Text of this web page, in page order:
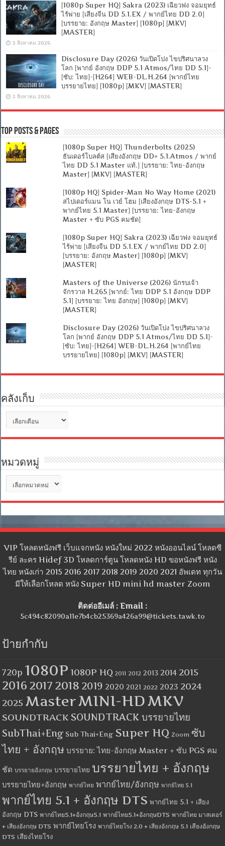
[1080p Super HQ] Sakra (2023) เฉียวฟง จอมยุทธ์
ไร้พ่าย [เสียงจีน DD 5.1.EX / พากย์ไทย DD 2.0]
[บรรยาย: อังกฤษ Master] [1080p] [MKV]
[MASTER]
3 สิงหาคม 2026
Disclosure Day (2026) วันเปิดโปง ไขปริศนาลวง
โลก [พากย์ อังกฤษ DDP 5.1 Atmos/ไทย DD 5.1]-
[ซับ: ไทย]-[H264] WEB-DL.H.264 [พากย์ไทย
บรรยายไทย] [1080p] [MKV] [MASTER]
3 สิงหาคม 2026
Top Posts & Pages
[1080p Super HQ] Thunderbolts (2025)
ธันเดอร์โบลต์ส [เสียงอังกฤษ DD+ 5.1.Atmos / พากย์
ไทย DD 5.1 Master แท้.] [บรรยาย: ไทย-อังกฤษ
Master] [MKV] [MASTER]
[1080p HQ] Spider-Man No Way Home (2021)
สไปเดอร์แมน โน เวย์ โฮม [เสียงอังกฤษ DTS-5.1 +
พากย์ไทย 5.1 Master] [บรรยาย: ไทย-อังกฤษ
Master + ซับ PGS คมชัด]
[1080p Super HQ] Sakra (2023) เฉียวฟง จอมยุทธ์
ไร้พ่าย [เสียงจีน DD 5.1.EX / พากย์ไทย DD 2.0]
[บรรยาย: อังกฤษ Master] [1080p] [MKV]
[MASTER]
Masters of the Universe (2026) นักรบเจ้า
จักรวาล H.265 [พากย์: ไทย DDP 5.1 อังกฤษ DDP
5.1] [บรรยาย: ไทย อังกฤษ] [1080p] [MKV]
[MASTER]
Disclosure Day (2026) วันเปิดโปง ไขปริศนาลวง
โลก [พากย์ อังกฤษ DDP 5.1 Atmos/ไทย DD 5.1]-
[ซับ: ไทย]-[H264] WEB-DL.H.264 [พากย์ไทย
บรรยายไทย] [1080p] [MKV] [MASTER]
คลังเก็บ
เก็บ
หมวดหมู่
หมู่
VIP โหลดหนังฟรี เว็บแจกหนัง หนังใหม่ 2022 หนังออนไลน์ โหลดซี
รีย์ ละคร Hidef 3D โหลดการ์ตูน โหลดหนัง HD ขอหนังฟรี หนัง
ไทย หนังเก่า 2015 2016 2017 2018 2019 2020 2021 อัพเดท ทุกวัน
มีให้เลือกโหลด หนัง Super HD mini hd master Zoom
ติดต่ออีเมล์ : Email :
5c494c82090a11e7b4cb25369a426a99@tickets.tawk.to
ป้ายกำกับ
720p 1080P 1080P HQ 2011 2012 2013 2014 2015
2016 2017 2018 2019 2020 2021 2022 2023 2024
2025 MasterMINI-HDMKV
SOUNDTRACK SOUNDTRACK บรรยายไทย
SubThai+Eng Sub Thai+Eng Super HQ Zoom ซับ
ไทย + อังกฤษ บรรยาย: ไทย-อังกฤษ Master + ซับ PGS คม
ชัด บรรยายอังกฤษ บรรยายไทย บรรยายไทย + อังกฤษ
บรรยายไทย+อังกฤษ พากย์ไทย พากย์ไทย/อังกฤษ พากย์ไทย 5.1
พากย์ไทย 5.1 + อังกฤษ DTS พากย์ไทย 5.1 + เสียง
อังกฤษ DTS พากย์ไทย5.1+อังกฤษ5.1 พากย์ไทย5.1+อังกฤษDTS พากย์ไทย มาสเตอร์
+ เสียงอังกฤษ DTS พากย์ไทยโรง พากย์ไทยโรง 2.0 + เสียงอังกฤษ 5.1 เสียงอังกฤษ
DTS เสียงไทยโรง